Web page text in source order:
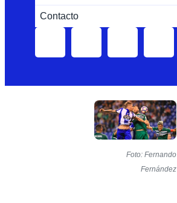
Contacto
Foto: Fernando
Fernández